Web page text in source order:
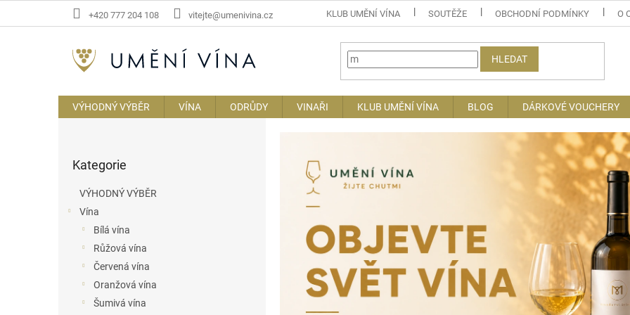
+420 777 204 108 vitejte@umenivina.cz KLUB UMĚNÍ VÍNA SOUTĚŽE OBCHODNÍ PODMÍNKY O
HLEDAT
VÝHODNÝ VÝBĚR VÍNA ODRŮDY VINAŘI KLUB UMĚNÍ VÍNA BLOG DÁRKOVÉ VOUCHERY
kategorie
Kategorie
VÝHODNÝ VÝBĚR
Vína
Bílá vína
Růžová vína
Červená vína
Oranžová vína
Šumivá vína